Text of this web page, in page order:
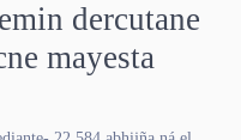
dercutane
mayesta